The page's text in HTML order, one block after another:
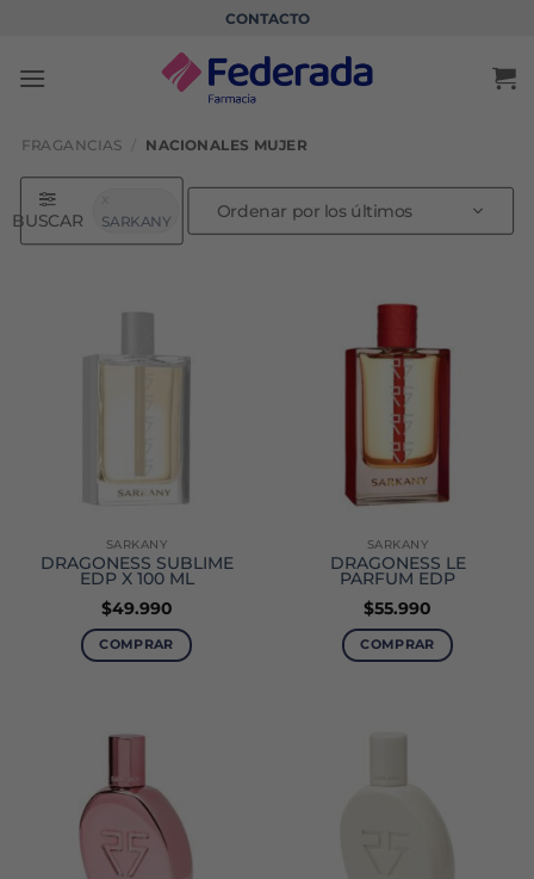
contenido
CONTACTO
FRAGANCIAS NACIONALES MUJER
BUSCAR SARKANY
SARKANY
DRAGONESS SUBLIME
EDP X 100 ML
$49.990
COMPRAR
SARKANY
DRAGONESS LE
PARFUM EDP
$55.990
COMPRAR
opciones